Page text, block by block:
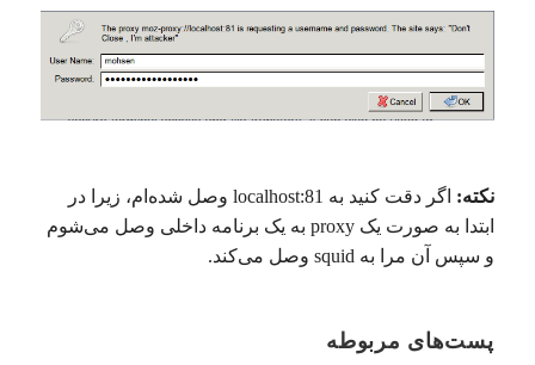
نکته:
اگر دقت کنید به localhost:81 وصل شده‌ام، زیرا در
ابتدا به صورت یک proxy به یک برنامه داخلی وصل می‌شوم
و سپس آن مرا به squid وصل می‌کند.
پست‌های مربوطه